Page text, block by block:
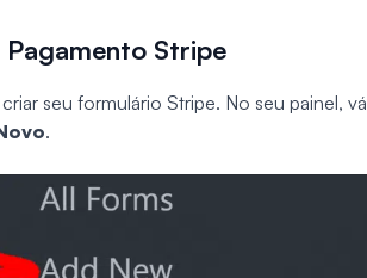
Pagamento Stripe
seu formulário Stripe. No seu painel, vá
.